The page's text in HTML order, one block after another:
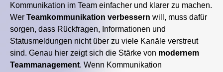
Kommunikation im Team einfacher und klarer zu machen.
Wer Teamkommunikation verbessern will, muss dafür
sorgen, dass Rückfragen, Informationen und
Statusmeldungen nicht über zu viele Kanäle verstreut
sind. Genau hier zeigt sich die Stärke von modernem
Teammanagement. Wenn Kommunikation